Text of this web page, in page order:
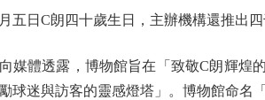
日C朗四十歲生日，主辦機構還推出四
體透露，博物館旨在「致敬C朗輝煌的
球迷與訪客的靈感燈塔」。博物館命名